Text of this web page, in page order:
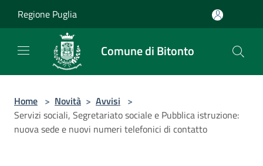
Regione Puglia
Comune di Bitonto
Home > Novità > Avvisi >
Servizi sociali, Segretariato sociale e Pubblica istruzione:
nuova sede e nuovi numeri telefonici di contatto